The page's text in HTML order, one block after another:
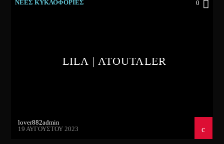
ΝΕΕΣ ΚΥΚΛΟΦΟΡΙΕΣ 0
LILA | ATOUTALER
lover882admin
19 ΑΥΓΟΎΣΤΟΥ 2023